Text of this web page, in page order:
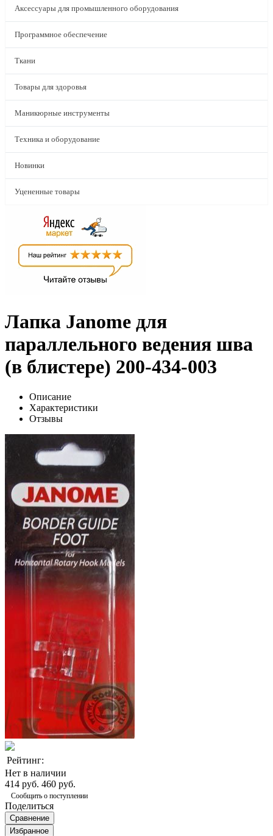
Аксессуары для промышленного оборудования
Программное обеспечение
Ткани
Товары для здоровья
Маникюрные инструменты
Техника и оборудование
Новинки
Уцененные товары
Лапка Janome для
параллельного ведения шва
(в блистере) 200-434-003
Описание
Характеристики
Отзывы
Рейтинг:
Нет в наличии
414 руб. 460 руб.
Сообщить о поступлении
Поделиться
Сравнение
Избранное